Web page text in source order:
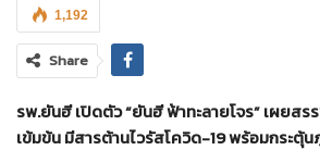
1,192
Share
รพ.ยันฮี เปิดตัว “ยันฮี ฟ้าทะลายโจร” เผย
เข้มข้น มีสารต้านไวรัสโควิด-19 พร้อมกระตุ้